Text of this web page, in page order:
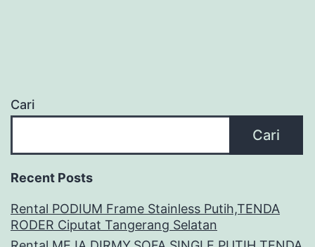
Cari
Cari
Recent Posts
Rental PODIUM Frame Stainless Putih,TENDA
RODER Ciputat Tangerang Selatan